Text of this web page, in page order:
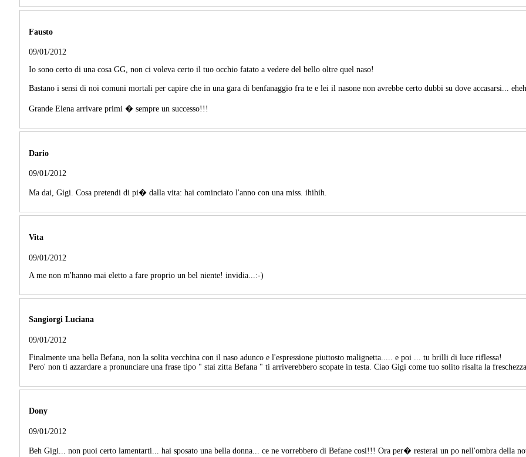
Fausto
09/01/2012
Io sono certo di una cosa GG, non ci voleva certo il tuo occhio fatato a vedere del bello oltre quel naso!
Bastano i sensi di noi comuni mortali per capire che in una gara di benfanaggio fra te e lei il nasone non avrebbe certo dubbi su dove accasarsi...
Grande Elena arrivare primi � sempre un successo!!!
Dario
09/01/2012
Ma dai, Gigi. Cosa pretendi di pi� dalla vita: hai cominciato l'anno con una miss. ihihih.
Vita
09/01/2012
A me non m'hanno mai eletto a fare proprio un bel niente! invidia...:-)
Sangiorgi Luciana
09/01/2012
Finalmente una bella Befana, non la solita vecchina con il naso adunco e l'espressione piuttosto malignetta..... e poi ... tu brilli di luce riflessa!
Pero' non ti azzardare a pronunciare una frase tipo " stai zitta Befana " ti arriverebbero scopate in testa. Ciao Gigi come tuo solito risalta la
Dony
09/01/2012
Beh Gigi... non puoi certo lamentarti... hai sposato una bella donna... ce ne vorrebbero di Befane cosi!!! Ora per� resterai un po nell'ombra